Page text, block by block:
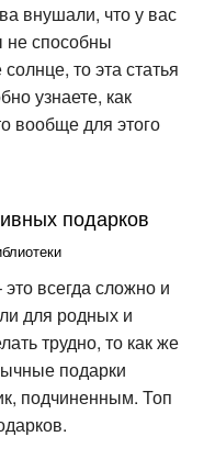
внушали, что у вас
не способны
то эта статья
узнаете, как
вообще для этого
подарков
всегда сложно и
для родных и
трудно, то как же
подарки
подчиненным. Топ